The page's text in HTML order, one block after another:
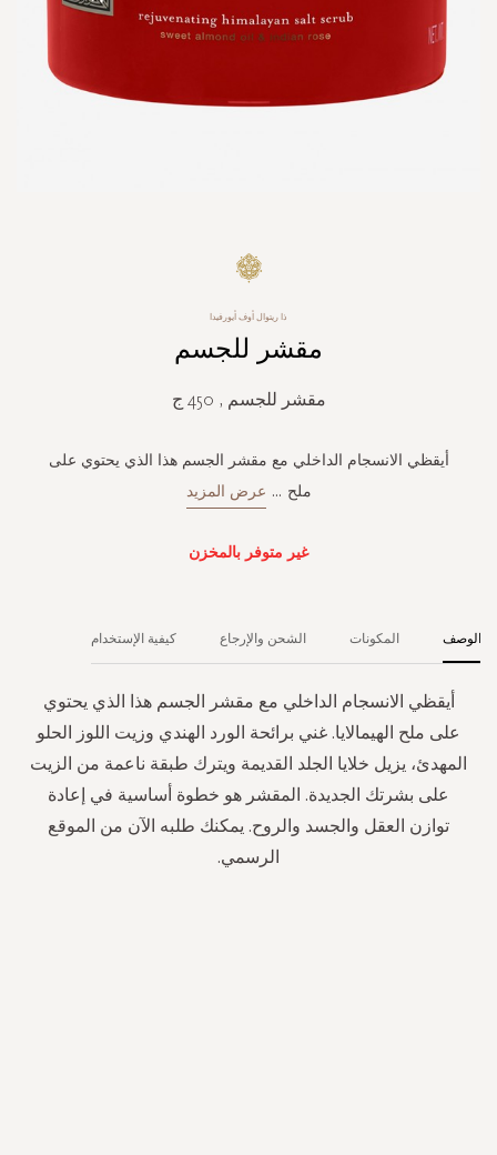
ذا ريتوال أوف أيورفيدا
مقشر للجسم
مقشر للجسم , 450 ج
أيقظي الانسجام الداخلي مع مقشر الجسم هذا الذي يحتوي على
ملح ... عرض المزيد
غير متوفر بالمخزن
الوصف
أيقظي الانسجام الداخلي مع مقشر الجسم هذا الذي يحتوي
على ملح الهيمالايا. غني برائحة الورد الهندي وزيت اللوز الحلو
المهدئ، يزيل خلايا الجلد القديمة ويترك طبقة ناعمة من الزيت
على بشرتك الجديدة. المقشر هو خطوة أساسية في إعادة
توازن العقل والجسد والروح. يمكنك طلبه الآن من الموقع
الرسمي.
المكونات الشحن والإرجاع كيفية الإستخدام